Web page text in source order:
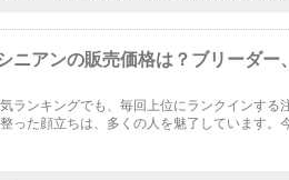
ッテリーから猫を買いたいかも。
ニアンの販売価格は？ブリーダ
ランキングでも、毎回上位にランクインす
った顔立ちは、多くの人を魅了しています